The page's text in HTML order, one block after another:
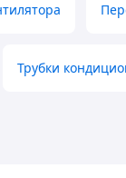
Трубки